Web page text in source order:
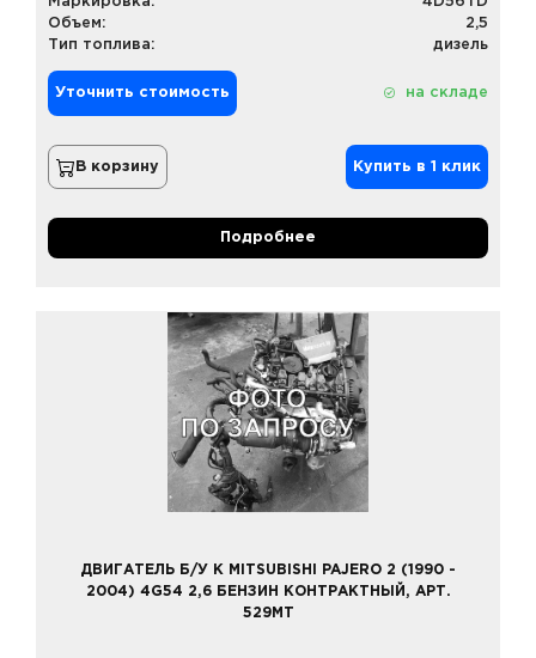
Объем:
2,5
Тип топлива:
дизель
Уточнить стоимость на складе
В корзину Купить в 1 клик
Подробнее
ДВИГАТЕЛЬ Б/У К MITSUBISHI PAJERO 2 (1990 -
2004) 4G54 2,6 БЕНЗИН КОНТРАКТНЫЙ, АРТ.
529MT